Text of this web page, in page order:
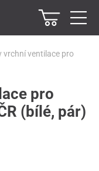
vrchní ventilace pro
pro
(bílé, pár)